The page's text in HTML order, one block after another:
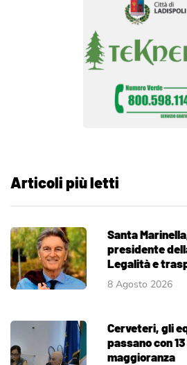
Articoli più letti
Santa
presidente
Legalità e
8 Agosto 2026
Cerveteri, gli
passano con
maggioranza